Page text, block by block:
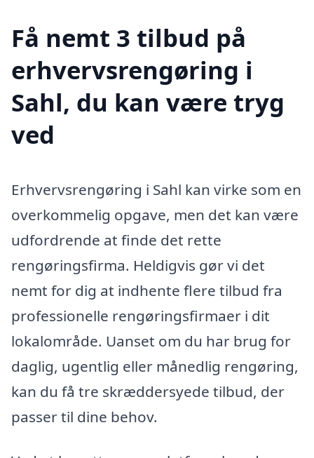
Få nemt 3 tilbud på
erhvervsrengøring i
Sahl, du kan være tryg
ved
Erhvervsrengøring i Sahl kan virke som en
overkommelig opgave, men det kan være
udfordrende at finde det rette
rengøringsfirma. Heldigvis gør vi det
nemt for dig at indhente flere tilbud fra
professionelle rengøringsfirmaer i dit
lokalområde. Uanset om du har brug for
daglig, ugentlig eller månedlig rengøring,
kan du få tre skræddersyede tilbud, der
passer til dine behov.